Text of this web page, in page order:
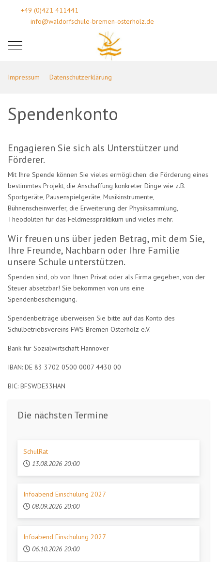
+49 (0)421 411441
info@waldorfschule-bremen-osterholz.de
Mobile Menu Toggle
Impressum Datenschutzerklärung
Spendenkonto
Engagieren Sie sich als Unterstützer und
Förderer.
Mit Ihre Spende können Sie vieles ermöglichen: die Förderung eines
bestimmtes Projekt, die Anschaffung konkreter Dinge wie z.B.
Sportgeräte, Pausenspielgeräte, Musikinstrumente,
Bühnenscheinwerfer, die Erweiterung der Physiksammlung,
Theodoliten für das Feldmesspraktikum und vieles mehr.
Wir freuen uns über jeden Betrag, mit dem Sie,
Ihre Freunde, Nachbarn oder Ihre Familie
unsere Schule unterstützen.
Spenden sind, ob von Ihnen Privat oder als Firma gegeben, von der
Steuer absetzbar! Sie bekommen von uns eine
Spendenbescheinigung.
Spendenbeiträge überweisen Sie bitte auf das Konto des
Schulbetriebsvereins FWS Bremen Osterholz e.V.
Bank für Sozialwirtschaft Hannover
IBAN: DE 83 3702 0500 0007 4430 00
BIC: BFSWDE33HAN
Die nächsten Termine
SchulRat
13.08.2026 20:00
Infoabend Einschulung 2027
08.09.2026 20:00
Infoabend Einschulung 2027
06.10.2026 20:00